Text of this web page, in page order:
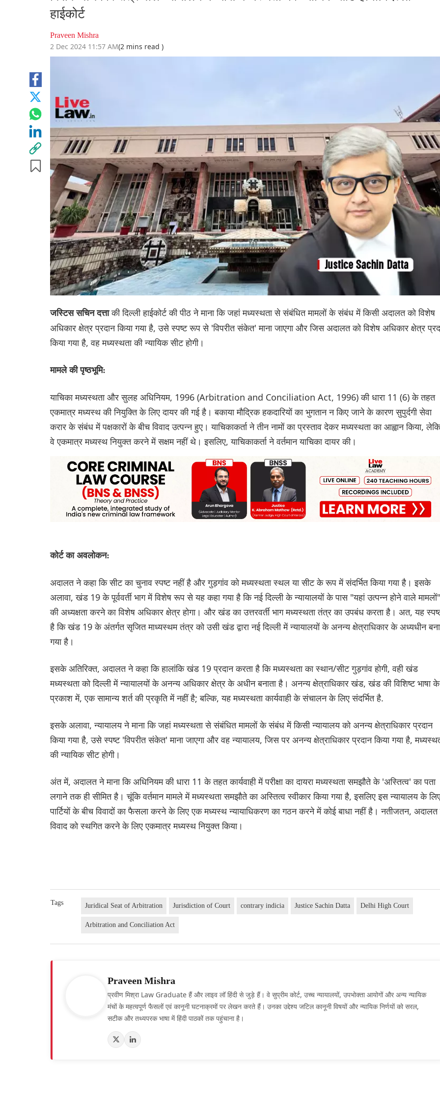
हाईकोर्ट
Praveen Mishra
2 Dec 2024 11:57 AM(2 mins read )
जस्टिस सचिन दत्ताकी दिल्ली हाईकोर्ट की पीठ ने माना कि जहां मध्यस्थता से संबंधित मामलों के संबंध में किसी अदालत को विशेष
अधिकार क्षेत्र प्रदान किया गया है, उसे स्पष्ट रूप से 'विपरीत संकेत' माना जाएगा और जिस अदालत को विशेष अधिकार क्षेत्र
किया गया है, वह मध्यस्थता की न्यायिक सीट होगी।
मामले की पृष्ठभूमि:
याचिका मध्यस्थता और सुलह अधिनियम, 1996 (Arbitration and Conciliation Act, 1996) की धारा 11 (6) के तहत
एकमात्र मध्यस्थ की नियुक्ति के लिए दायर की गई है। बकाया मौद्रिक हकदारियों का भुगतान न किए जाने के कारण सुपुर्दगी सेवा
करार के संबंध में पक्षकारों के बीच विवाद उत्पन्न हुए। याचिकाकर्ता ने तीन नामों का प्रस्ताव देकर मध्यस्थता का आह्वान किया,
वे एकमात्र मध्यस्थ नियुक्त करने में सक्षम नहीं थे। इसलिए, याचिकाकर्ता ने वर्तमान याचिका दायर की।
कोर्ट का अवलोकन:
अदालत ने कहा कि सीट का चुनाव स्पष्ट नहीं है और गुड़गांव को मध्यस्थता स्थल या सीट के रूप में संदर्भित किया गया है। इसके
अलावा, खंड 19 के पूर्ववर्ती भाग में विशेष रूप से यह कहा गया है कि नई दिल्ली के न्यायालयों के पास "यहां उत्पन्न होने वाले मामलों"
की अध्यक्षता करने का विशेष अधिकार क्षेत्र होगा। और खंड का उत्तरवर्ती भाग मध्यस्थता तंत्र का उपबंध करता है। अत, यह
है कि खंड 19 के अंतर्गत सृजित माध्यस्थम तंत्र को उसी खंड द्वारा नई दिल्ली में न्यायालयों के अनन्य क्षेत्राधिकार के अध्यधीन
गया है।
इसके अतिरिक्त, अदालत ने कहा कि हालांकि खंड 19 प्रदान करता है कि मध्यस्थता का स्थान/सीट गुड़गांव होगी, वही खंड
मध्यस्थता को दिल्ली में न्यायालयों के अनन्य अधिकार क्षेत्र के अधीन बनाता है। अनन्य क्षेत्राधिकार खंड, खंड की विशिष्ट भाषा के
प्रकाश में, एक सामान्य शर्त की प्रकृति में नहीं है; बल्कि, यह मध्यस्थता कार्यवाही के संचालन के लिए संदर्भित है.
इसके अलावा, न्यायालय ने माना कि जहां मध्यस्थता से संबंधित मामलों के संबंध में किसी न्यायालय को अनन्य क्षेत्राधिकार प्रदान
किया गया है, उसे स्पष्ट 'विपरीत संकेत' माना जाएगा और वह न्यायालय, जिस पर अनन्य क्षेत्राधिकार प्रदान किया गया है,
की न्यायिक सीट होगी।
अंत में, अदालत ने माना कि अधिनियम की धारा 11 के तहत कार्यवाही में परीक्षा का दायरा मध्यस्थता समझौते के 'अस्तित्व' का पता
लगाने तक ही सीमित है। चूंकि वर्तमान मामले में मध्यस्थता समझौते का अस्तित्व स्वीकार किया गया है, इसलिए इस न्यायालय के
पार्टियों के बीच विवादों का फैसला करने के लिए एक मध्यस्थ न्यायाधिकरण का गठन करने में कोई बाधा नहीं है। नतीजतन,
विवाद को स्थगित करने के लिए एकमात्र मध्यस्थ नियुक्त किया।
Tags Juridical Seat of Arbitration Jurisdiction of Court contrary indicia Justice Sachin Datta Delhi High Court
Arbitration and Conciliation Act
Praveen Mishra
प्रवीण मिश्रा Law Graduate हैं और लाइव लॉ हिंदी से जुड़े हैं। वे सुप्रीम कोर्ट, उच्च न्यायालयों, उपभोक्ता आयोगों और अन्य न्यायिक
मंचों के महत्वपूर्ण फैसलों एवं कानूनी घटनाक्रमों पर लेखन करते हैं। उनका उद्देश्य जटिल कानूनी विषयों और न्यायिक निर्णयों को सरल,
सटीक और तथ्यपरक भाषा में हिंदी पाठकों तक पहुंचाना है।